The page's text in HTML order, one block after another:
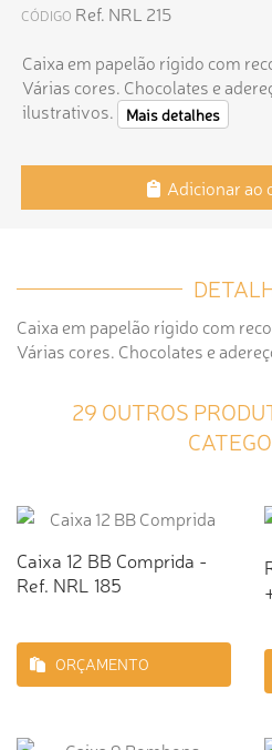
CÓDIGO Ref. NRL 215
Caixa em papelão rígido com
Várias cores. Chocolates e
ilustrativos.
Mais detalhes
Adicionar ao
Caixa em papelão rígido com
Várias cores. Chocolates e
29 OUTROS
Caixa 12 BB Comprida -
Ref. NRL 185
ORÇAMENTO